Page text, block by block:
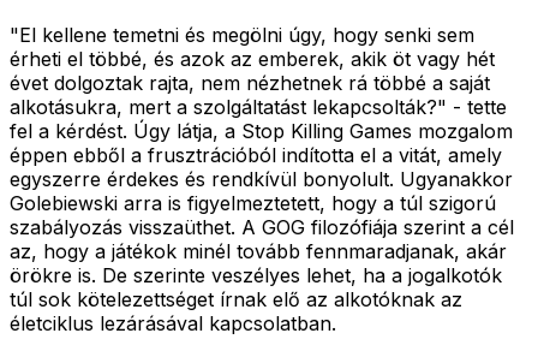
"El kellene temetni és megölni úgy, hogy senki sem
érheti el többé, és azok az emberek, akik öt vagy hét
évet dolgoztak rajta, nem nézhetnek rá többé a saját
alkotásukra, mert a szolgáltatást lekapcsolták?" - tette
fel a kérdést. Úgy látja, a Stop Killing Games mozgalom
éppen ebből a frusztrációból indította el a vitát, amely
egyszerre érdekes és rendkívül bonyolult. Ugyanakkor
Golebiewski arra is figyelmeztetett, hogy a túl szigorú
szabályozás visszaüthet. A GOG filozófiája szerint a cél
az, hogy a játékok minél tovább fennmaradjanak, akár
örökre is. De szerinte veszélyes lehet, ha a jogalkotók
túl sok kötelezettséget írnak elő az alkotóknak az
életciklus lezárásával kapcsolatban.